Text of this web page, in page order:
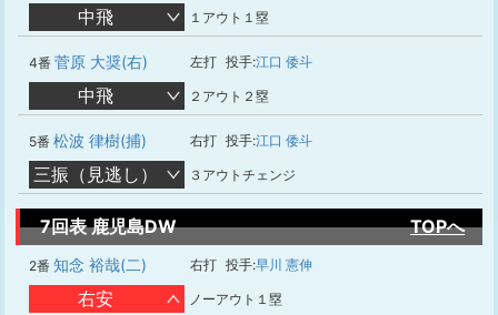
中飛 １アウト１塁
4番 菅原 大奨(右) 左打 投手:江口 倭斗
中飛 ２アウト２塁
5番 松波 律樹(捕) 右打 投手:江口 倭斗
三振（見逃し） ３アウトチェンジ
7回表 鹿児島DW TOPへ
2番 知念 裕哉(二) 右打 投手:早川 憲伸
右安 ノーアウト１塁